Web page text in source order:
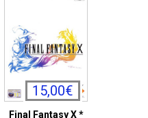
15,00€
Final Fantasy X *